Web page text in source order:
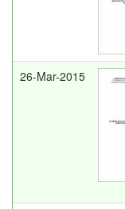
26-Mar-2015